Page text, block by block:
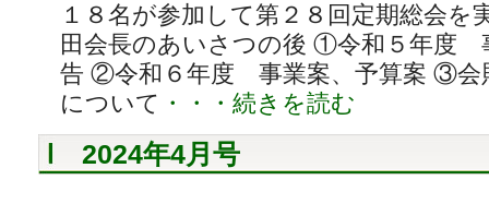
１８名が参加して第２８回定期総会を
田会長のあいさつの後 ①令和５年度
告 ②令和６年度 事業案、予算案 ③会
について ・・・続きを読む
2024年4月号